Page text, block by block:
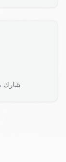
شارك